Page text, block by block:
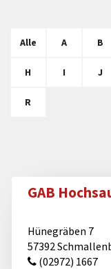
Alle A B
H I J
R
GAB
Hünegräben 7
57392
(02972) 1667